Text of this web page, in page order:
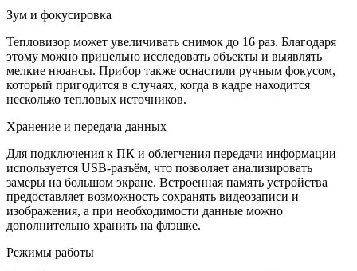
Зум и фокусировка
Тепловизор может увеличивать снимок до 16 раз. Благодаря
этому можно прицельно исследовать объекты и выявлять
мелкие нюансы. Прибор также оснастили ручным фокусом,
который пригодится в случаях, когда в кадре находится
несколько тепловых источников.
Хранение и передача данных
Для подключения к ПК и облегчения передачи информации
используется USB-разъём, что позволяет анализировать
замеры на большом экране. Встроенная память устройства
предоставляет возможность сохранять видеозаписи и
изображения, а при необходимости данные можно
дополнительно хранить на флэшке.
Режимы работы